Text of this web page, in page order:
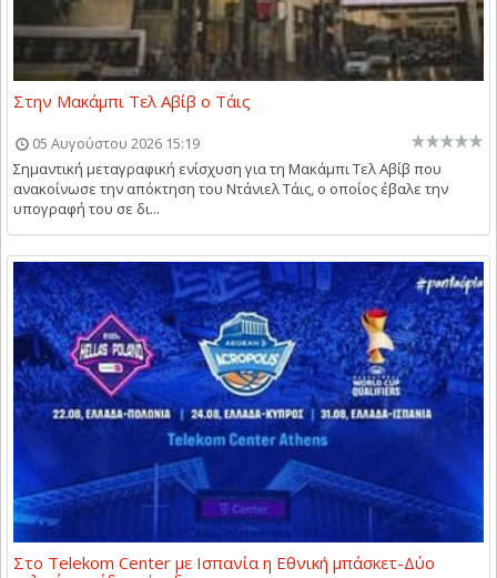
Στην Μακάμπι Τελ Αβίβ ο Τάις
05 Αυγούστου 2026 15:19
Σημαντική μεταγραφική ενίσχυση για τη Μακάμπι Τελ Αβίβ που
ανακοίνωσε την απόκτηση του Ντάνιελ Τάις, ο οποίος έβαλε την
υπογραφή του σε δι...
Στο Telekom Center με Ισπανία η Εθνική μπάσκετ-Δύο